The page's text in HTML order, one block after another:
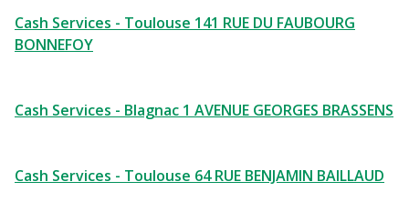
Cash Services - Toulouse 141 RUE DU FAUBOURG
BONNEFOY
Cash Services - Blagnac 1 AVENUE GEORGES BRASSENS
Cash Services - Toulouse 64 RUE BENJAMIN BAILLAUD